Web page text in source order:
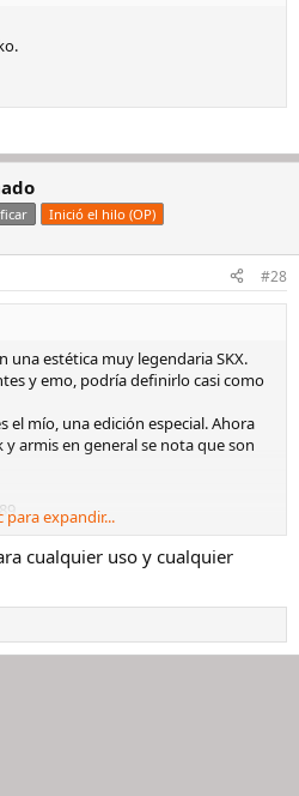
Inició el hilo (OP)
#28
una estética muy legendaria SKX.
y emo, podría definirlo casi como
el mío, una edición especial. Ahora
armis en general se nota que son
para expandir...
cualquier uso y cualquier